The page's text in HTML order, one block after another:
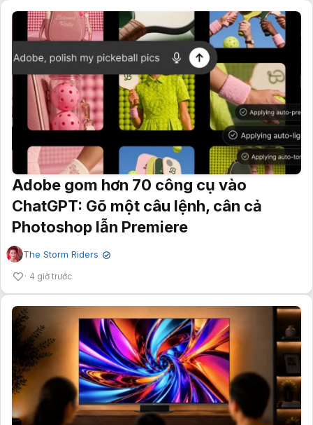
Adobe gom hơn 70 công cụ vào
ChatGPT: Gõ một câu lệnh, cân cả
Photoshop lẫn Premiere
The Storm Riders ✔
4 giờ trước